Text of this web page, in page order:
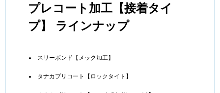
プレコート加工【接着タイ
プ】 ラインナップ
スリーボンド【メック加工】
タナカプリコート【ロックタイト】